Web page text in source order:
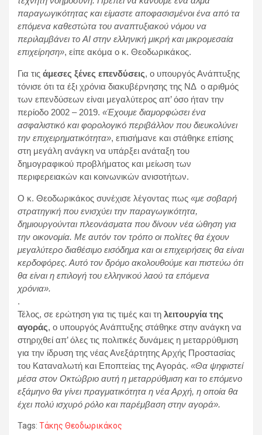
παραγωγικότητας και είμαστε αποφασισμένοι ένα από τα
επόμενα καθεστώτα του αναπτυξιακού νόμου να
περιλαμβάνει το AI στην ελληνική μικρή και μικρομεσαία
επιχείρηση», είπε ακόμα ο κ. Θεοδωρικάκος.
Για τις άμεσες ξένες επενδύσεις, ο υπουργός Ανάπτυξης
τόνισε ότι τα έξι χρόνια διακυβέρνησης της ΝΔ ο αριθμός
των επενδύσεων είναι μεγαλύτερος απ’ όσο ήταν την
περίοδο 2002 – 2019. «Έχουμε διαμορφώσει ένα
ασφαλιστικό και φορολογικό περιβάλλον που διευκολύνει
την επιχειρηματικότητα», επισήμανε και στάθηκε επίσης
στη μεγάλη ανάγκη να υπάρξει ανάταξη του
δημογραφικού προβλήματος και μείωση των
περιφερειακών και κοινωνικών ανισοτήτων.
Ο κ. Θεοδωρικάκος συνέχισε λέγοντας πως «με σοβαρή
στρατηγική που ενισχύει την παραγωγικότητα,
δημιουργούνται πλεονάσματα που δίνουν νέα ώθηση για
την οικονομία. Με αυτόν τον τρόπο οι πολίτες θα έχουν
μεγαλύτερο διαθέσιμο εισόδημα και οι επιχειρήσεις θα είναι
κερδοφόρες. Αυτό τον δρόμο ακολουθούμε και πιστεύω ότι
θα είναι η επιλογή του ελληνικού λαού τα επόμενα
χρόνια».
.
Τέλος, σε ερώτηση για τις τιμές και τη λειτουργία της
αγοράς, ο υπουργός Ανάπτυξης στάθηκε στην ανάγκη να
στηριχθεί απ’ όλες τις πολιτικές δυνάμεις η μεταρρύθμιση
για την ίδρυση της νέας Ανεξάρτητης Αρχής Προστασίας
του Καταναλωτή και Εποπτείας της Αγοράς. «Θα ψηφιστεί
μέσα στον Οκτώβριο αυτή η μεταρρύθμιση και το επόμενο
εξάμηνο θα γίνει πραγματικότητα η νέα Αρχή, η οποία θα
έχει πολύ ισχυρό ρόλο και παρέμβαση στην αγορά».
Tags: Τάκης Θεοδωρικάκος